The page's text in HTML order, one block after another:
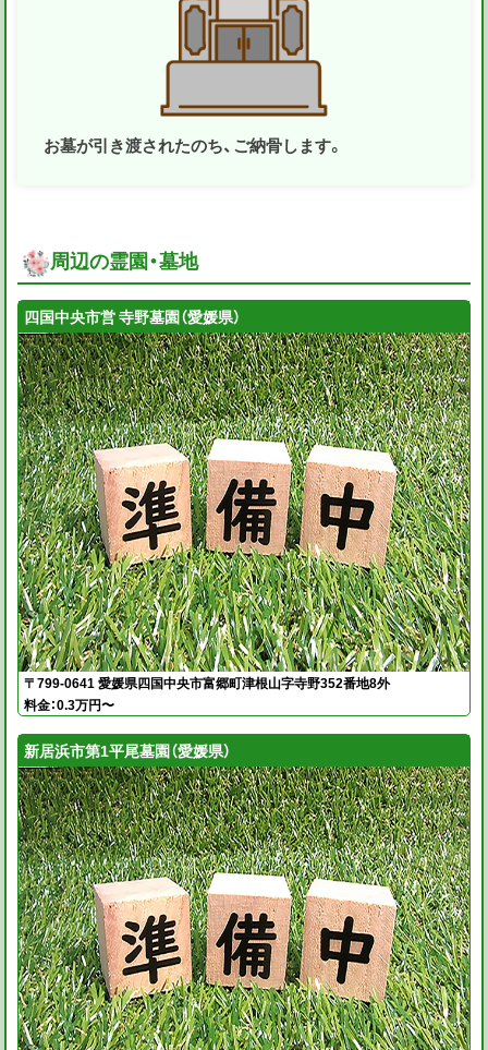
お墓が引き渡されたのち、ご納骨します。
周辺の霊園・墓地
四国中央市営 寺野墓園（愛媛県）
〒799-0641 愛媛県四国中央市富郷町津根山字寺野352番地8外
料金：0.3万円〜
新居浜市第1平尾墓園（愛媛県）